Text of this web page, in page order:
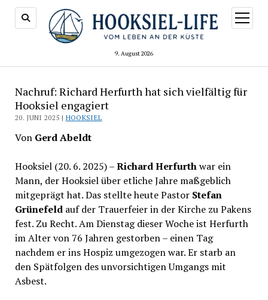
9. August 2026
Menü
öffnen
Nachruf: Richard Herfurth hat sich vielfältig für
Hooksiel engagiert
20. JUNI 2025 | HOOKSIEL
Von Gerd Abeldt
Hooksiel (20. 6. 2025) –Richard Herfurthwar ein
Mann, der Hooksiel über etliche Jahre maßgeblich
mitgeprägt hat. Das stellte heute Pastor Stefan
Grünefeld auf der Trauerfeier in der Kirche zu Pakens
fest. Zu Recht. Am Dienstag dieser Woche ist Herfurth
im Alter von 76 Jahren gestorben – einen Tag
nachdem er ins Hospiz umgezogen war. Er starb an
den Spätfolgen des unvorsichtigen Umgangs mit
Asbest.